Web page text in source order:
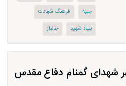
جبهه
فرهنگ شهادت
بنیاد شهید
جانباز
شهدای گمنام دفاع مقدس